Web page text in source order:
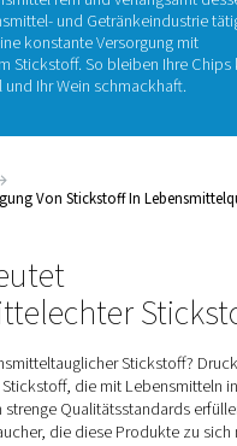
wesentliche Rolle, um
zu verlängern. In
Packaging (MAP)
Dies hält andere
fern und
eine konstante
Stickstoff. So
Erzeugung Von Stickstoff In